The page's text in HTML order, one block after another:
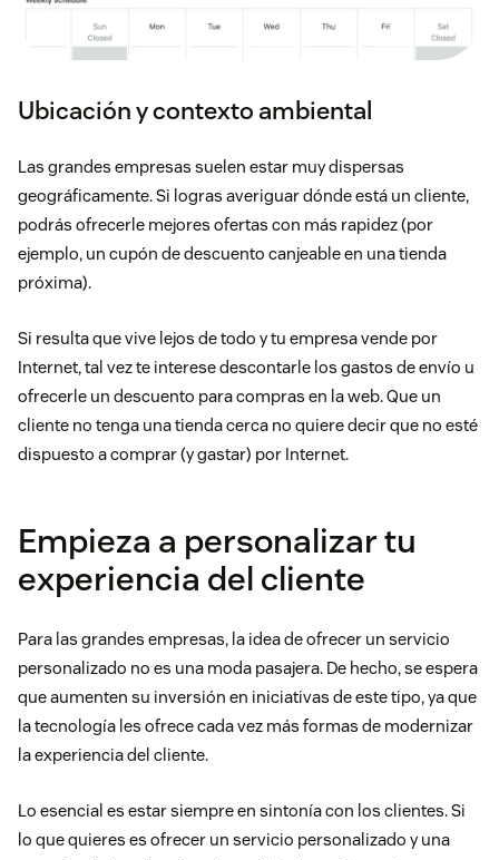
Ubicación y contexto ambiental
Las grandes empresas suelen estar muy dispersas
geográficamente. Si logras averiguar dónde está un cliente,
podrás ofrecerle mejores ofertas con más rapidez (por
ejemplo, un cupón de descuento canjeable en una tienda
próxima).
Si resulta que vive lejos de todo y tu empresa vende por
Internet, tal vez te interese descontarle los gastos de envío u
ofrecerle un descuento para compras en la web. Que un
cliente no tenga una tienda cerca no quiere decir que no esté
dispuesto a comprar (y gastar) por Internet.
Empieza a personalizar tu
experiencia del cliente
Para las grandes empresas, la idea de ofrecer un servicio
personalizado no es una moda pasajera. De hecho, se espera
que aumenten su inversión en iniciativas de este tipo, ya que
la tecnología les ofrece cada vez más formas de modernizar
la experiencia del cliente.
Lo esencial es estar siempre en sintonía con los clientes. Si
lo que quieres es ofrecer un servicio personalizado y una